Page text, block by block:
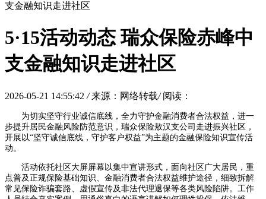
支金融知识走进社区
5·15活动动态 瑞众保险赤峰中
支金融知识走进社区
2026-05-21 14:55:42 / 来源：网络转载/ 阅读：
为切实坚守行业诚信底线，全力守护金融消费者合法权益，进一
步提升居民金融风险防范意识，瑞众保险敖汉支公司走进振兴社区，
开展以“坚守诚信底线，守护客户权益”为主题的金融保险知识宣传活
动。
活动依托社区大屏屏幕以集中宣讲形式，面向社区广大居民，重
点普及正规保险基础知识、金融消费者合法权益维护途径，细致拆解
常见保险诈骗套路、虚假宣传及非法代理退保等各类风险陷阱。工作